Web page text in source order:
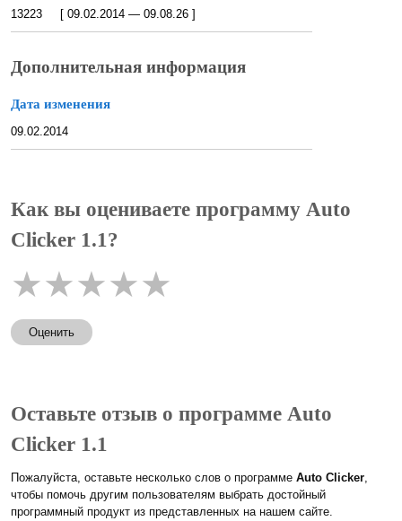
13223 [ 09.02.2014 — 09.08.26 ]
Дополнительная информация
Дата изменения
09.02.2014
Как вы оцениваете программу Auto
Clicker 1.1?
★★★★★
Оценить
Оставьте отзыв о программе Auto
Clicker 1.1
Пожалуйста, оставьте несколько слов о программе Auto Clicker,
чтобы помочь другим пользователям выбрать достойный
программный продукт из представленных на нашем сайте.